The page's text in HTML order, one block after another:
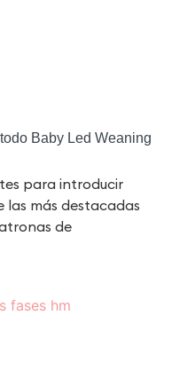
Baby Led Weaning
para introducir
las más destacadas
de